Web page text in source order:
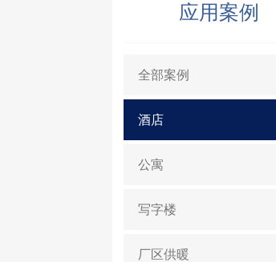
应用案例
全部案例
酒店
公寓
写字楼
厂区供暖